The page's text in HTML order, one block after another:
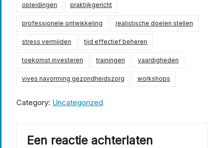
opleidingen praktijkgericht
professionele ontwikkeling realistische doelen stellen
stress vermijden tijd effectief beheren
toekomst investeren trainingen vaardigheden
vives navorming gezondheidszorg workshops
Category: Uncategorized
Een reactie achterlaten